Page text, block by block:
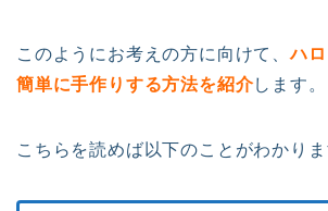
このようにお考えの方に向けて、ハ
簡単に手作りする方法を紹介します。
こちらを読めば以下のことがわかりま